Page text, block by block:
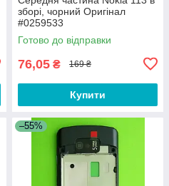
зборі, чорний Оригінал
#0259533
Готово до відправки
76,05 ₴ 169 ₴
Купити
–55%